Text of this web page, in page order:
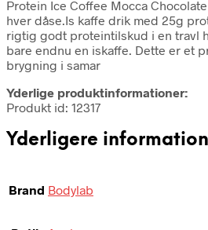
Protein Ice Coffee Mocca
hver dåse.Is kaffe drik med 25g
rigtig godt proteintilskud i en travl
bare endnu en iskaffe. Dette er et
brygning i samar
Yderlige produktinformationer:
Produkt id: 12317
Yderligere information
Brand Bodylab